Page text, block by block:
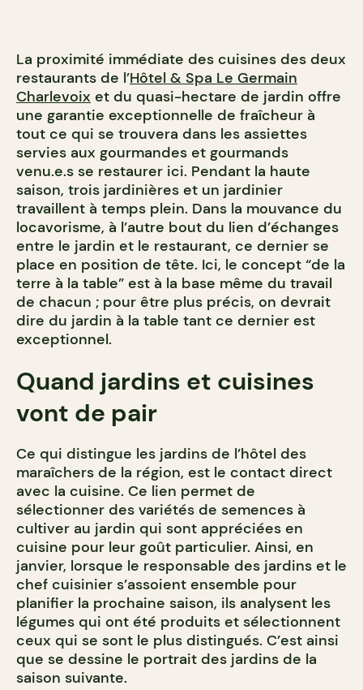
La proximité immédiate des cuisines des deux
restaurants de l’Hôtel & Spa Le Germain
Charlevoix et du quasi-hectare de jardin offre
une garantie exceptionnelle de fraîcheur à
tout ce qui se trouvera dans les assiettes
servies aux gourmandes et gourmands
venu.e.s se restaurer ici. Pendant la haute
saison, trois jardinières et un jardinier
travaillent à temps plein. Dans la mouvance du
locavorisme, à l’autre bout du lien d’échanges
entre le jardin et le restaurant, ce dernier se
place en position de tête. Ici, le concept “de la
terre à la table” est à la base même du travail
de chacun ; pour être plus précis, on devrait
dire du jardin à la table tant ce dernier est
exceptionnel.
Quand jardins et cuisines
vont de pair
Ce qui distingue les jardins de l’hôtel des
maraîchers de la région, est le contact direct
avec la cuisine. Ce lien permet de
sélectionner des variétés de semences à
cultiver au jardin qui sont appréciées en
cuisine pour leur goût particulier. Ainsi, en
janvier, lorsque le responsable des jardins et le
chef cuisinier s’assoient ensemble pour
planifier la prochaine saison, ils analysent les
légumes qui ont été produits et sélectionnent
ceux qui se sont le plus distingués. C’est ainsi
que se dessine le portrait des jardins de la
saison suivante.